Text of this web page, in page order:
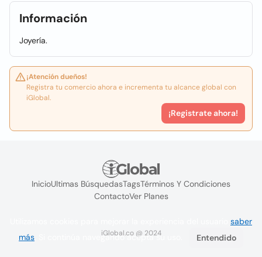
Información
Joyería.
¡Atención dueños!
Registra tu comercio ahora e incrementa tu alcance global con
iGlobal.
¡Registrate ahora!
InicioUltimas BúsquedasTagsTérminos Y Condiciones
ContactoVer Planes
iGlobal.co @ 2024
saber
más . Si continúa navegando acepta su uso. Entendido